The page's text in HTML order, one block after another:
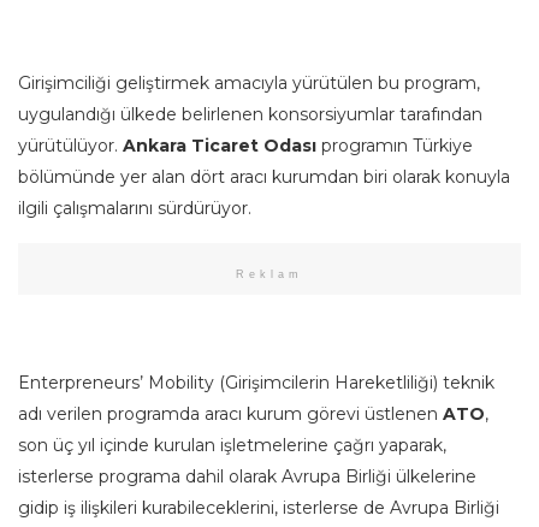
Girişimciliği geliştirmek amacıyla yürütülen bu program,
uygulandığı ülkede belirlenen konsorsiyumlar tarafından
yürütülüyor. Ankara Ticaret Odası programın Türkiye
bölümünde yer alan dört aracı kurumdan biri olarak konuyla
ilgili çalışmalarını sürdürüyor.
Reklam
Enterpreneurs’ Mobility (Girişimcilerin Hareketliliği) teknik
adı verilen programda aracı kurum görevi üstlenen ATO,
son üç yıl içinde kurulan işletmelerine çağrı yaparak,
isterlerse programa dahil olarak Avrupa Birliği ülkelerine
gidip iş ilişkileri kurabileceklerini, isterlerse de Avrupa Birliği